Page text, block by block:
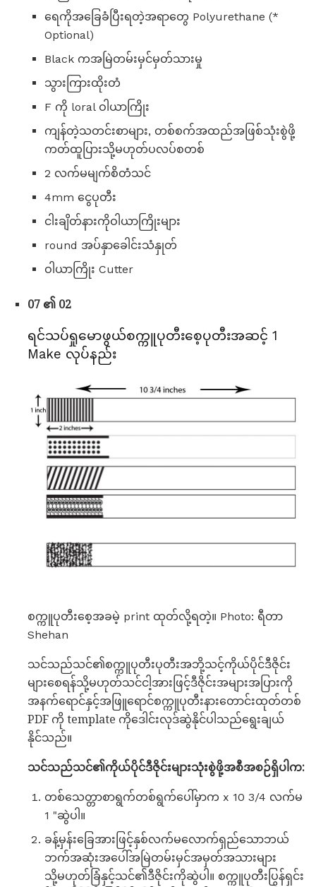
ရေကိုအခြေခံပြီးရတဲ့အရာတွေ Polyurethane (*
Optional)
Black ကအမြဲတမ်းမှင်မှတ်သားမှု
သွားကြားထိုးတံ
F ကို loral ဝါယာကြိုး
ကျန်တဲ့သတင်းစာများ, တစ်စက်အထည်အဖြစ်သုံးစွဲဖို့
ကတ်ထူပြားသို့မဟုတ်ပလပ်စတစ်
2 လက်မမျက်စိတံသင်
4mm ငွေပုတီး
ငါးချိတ်နားကိုဝါယာကြိုးများ
round အပ်နှာခေါင်းသံနှုတ်
ဝါယာကြိုး Cutter
07 ၏ 02
ရင်သပ်ရှုမောဖွယ်စက္ကူပုတီးစေ့ပုတီးအဆင့် 1
Make လုပ်နည်း
စက္ကူပုတီးစေ့အခမဲ့ print ထုတ်လို့ရတဲ့။ Photo: ရီတာ
Shehan
သင်သည်သင်၏စက္ကူပုတီးပုတီးအဘို့သင့်ကိုယ်ပိုင်ဒီဇိုင်း
များစေရန်သို့မဟုတ်သင်ငါ့အားဖြင့်ဒီဇိုင်းအများအပြားကို
အနက်ရောင်နှင့်အဖြူရောင်စက္ကူပုတီးနားတောင်းထုတ်တစ်
PDF ကို template ကိုဒေါင်းလုဒ်ဆွဲနိုင်ပါသည်ရွေးချယ်
နိုင်သည်။
သင်သည်သင်၏ကိုယ်ပိုင်ဒီဇိုင်းများသုံးစွဲဖို့အစီအစဉ်ရှိပါက:
တစ်သေတ္တာစာရွက်တစ်ရွက်ပေါ်မှာက x 10 3/4 လက်မ
1 "ဆွဲပါ။
ခန့်မှန်းခြေအားဖြင့်နှစ်လက်မလောက်ရှည်သောဘယ်
ဘက်အဆုံးအပေါ်အမြဲတမ်းမှင်အမှတ်အသားများ
သို့မဟုတ်ခြံနှင့်သင်၏ဒီဇိုင်းကိုဆွဲပါ။ စက္ကူပုတီးပြွန်ရှင်း